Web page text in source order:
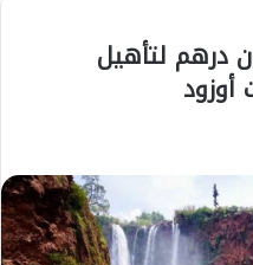
150 مليون درهم لتأهيل